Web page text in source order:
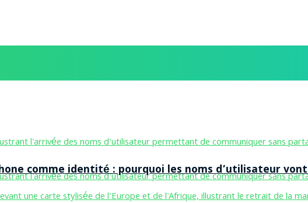
comme identité : pourquoi les noms d’utilisateur